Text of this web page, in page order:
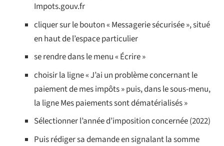
Impots.gouv.fr
cliquer sur le bouton « Messagerie sécurisée », situé
en haut de l’espace particulier
se rendre dans le menu « Écrire »
choisir la ligne « J’ai un problème concernant le
paiement de mes impôts » puis, dans le sous-menu,
la ligne Mes paiements sont dématérialisés »
Sélectionnerl’année d’imposition concernée(2022)
Puis rédiger sa demande en signalant la somme